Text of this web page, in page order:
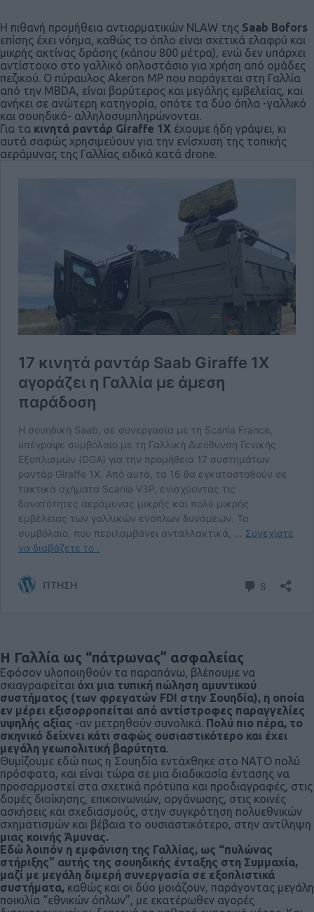
Η πιθανή προμήθεια αντιαρματικών NLAW της Saab Bofors
επίσης έχει νόημα, καθώς το όπλο είναι σχετικά ελαφρύ και
μικρής ακτίνας δράσης (κάπου 800 μέτρα), ενώ δεν υπάρχει
αντίστοιχο στο γαλλικό οπλοστάσιο για χρήση από ομάδες
πεζικού. Ο πύραυλος Akeron MP που παράγεται στη Γαλλία
από την MBDA, είναι βαρύτερος και μεγάλης εμβελείας, και
ανήκει σε ανώτερη κατηγορία, οπότε τα δύο όπλα -γαλλικό
και σουηδικό- αλληλοσυμπληρώνονται.
Για τα κινητά ραντάρ Giraffe 1X έχουμε ήδη γράψει, κι
αυτά σαφώς χρησιμεύουν για την ενίσχυση της τοπικής
αεράμυνας της Γαλλίας ειδικά κατά drone.
Η Γαλλία ως “πάτρωνας” ασφαλείας
Εφόσον υλοποιηθούν τα παραπάνω, βλέπουμε να
σκιαγραφείται όχι μια τυπική πώληση αμυντικού
συστήματος (των φρεγατών FDI στην Σουηδία), η οποία
εν μέρει εξισορροπείται από αντίστροφες παραγγελίες
υψηλής αξίας -αν μετρηθούν συνολικά. Πολύ πιο πέρα, το
σκηνικό δείχνει κάτι σαφώς ουσιαστικότερο και έχει
μεγάλη γεωπολιτική βαρύτητα.
Θυμίζουμε εδώ πως η Σουηδία εντάχθηκε στο ΝΑΤΟ πολύ
πρόσφατα, και είναι τώρα σε μια διαδικασία έντασης να
προσαρμοστεί στα σχετικά πρότυπα και προδιαγραφές, στις
δομές διοίκησης, επικοινωνιών, οργάνωσης, στις κοινές
ασκήσεις και σχεδιασμούς, στην συγκρότηση πολυεθνικών
σχηματισμών και βέβαια το ουσιαστικότερο, στην αντίληψη
μιας κοινής Άμυνας.
Εδώ λοιπόν η εμφάνιση της Γαλλίας, ως “πυλώνας
στήριξης” αυτής της σουηδικής ένταξης στη Συμμαχία,
μαζί με μεγάλη διμερή συνεργασία σε εξοπλιστικά
συστήματα, καθώς και οι δύο μοιάζουν, παράγοντας μεγάλη
ποικιλία “εθνικών όπλων”, με εκατέρωθεν αγορές